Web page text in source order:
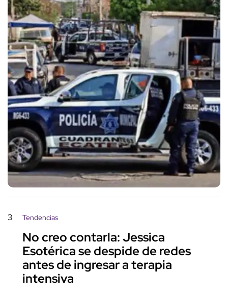
3 Tendencias
No creo contarla: Jessica
Esotérica se despide de redes
antes de ingresar a terapia
intensiva